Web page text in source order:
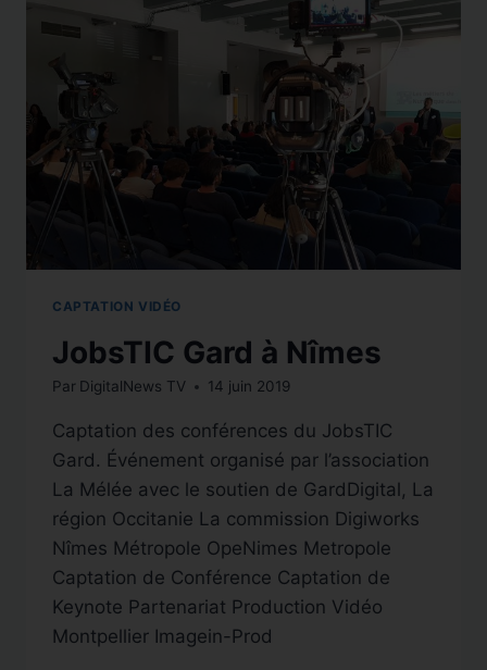
À
CALVISSON
CAPTATION VIDÉO
JobsTIC Gard à Nîmes
Par DigitalNews TV 14 juin 2019
Captation des conférences du JobsTIC
Gard. Événement organisé par l’association
La Mélée avec le soutien de GardDigital, La
région Occitanie La commission Digiworks
Nîmes Métropole OpeNimes Metropole
Captation de Conférence Captation de
Keynote Partenariat Production Vidéo
Montpellier Imagein-Prod